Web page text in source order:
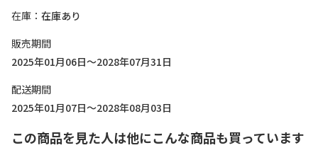
在庫
在庫あり
販売期間
2025年01月06日～2028年07月31日
配送期間
2025年01月07日～2028年08月03日
この商品を見た人は他にこんな商品も買っています